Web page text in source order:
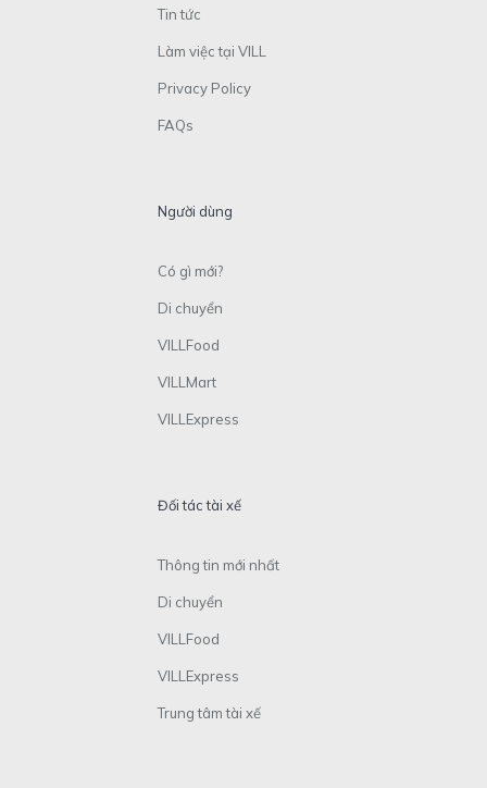
Tin tức
Làm việc tại VILL
Privacy Policy
FAQs
Người dùng
Có gì mới?
Di chuyển
VILLFood
VILLMart
VILLExpress
Đối tác tài xế
Thông tin mới nhất
Di chuyển
VILLFood
VILLExpress
Trung tâm tài xế